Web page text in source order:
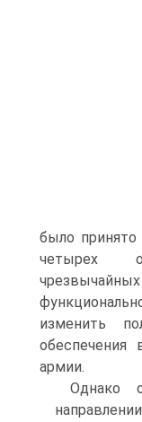
было
четырех
изменить
обеспечения
армии.
Однако